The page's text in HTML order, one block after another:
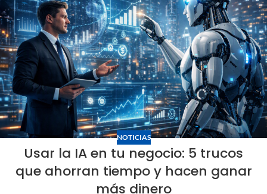
NOTICIAS
Usar la IA en tu negocio: 5 trucos
que ahorran tiempo y hacen ganar
más dinero